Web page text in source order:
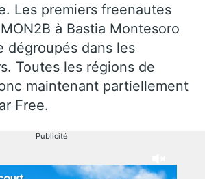
Les premiers freenautes
MON2B à Bastia Montesoro
dégroupés dans les
Toutes les régions de
maintenant partiellement
Free.
Publicité